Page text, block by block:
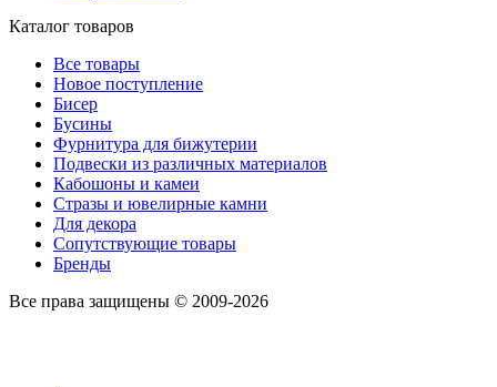
Каталог товаров
Все товары
Новое поступление
Бисер
Бусины
Фурнитура для бижутерии
Подвески из различных материалов
Кабошоны и камеи
Стразы и ювелирные камни
Для декора
Сопутствующие товары
Бренды
Все права защищены © 2009-2026